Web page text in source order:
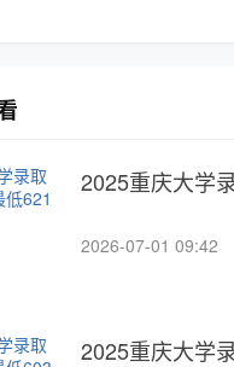
2025重庆大学
2026-07-01 09:42
2025重庆大学